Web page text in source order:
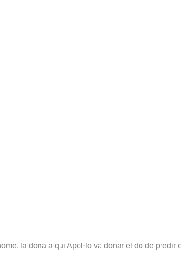
la dona a qui Apol·lo va donar el do de